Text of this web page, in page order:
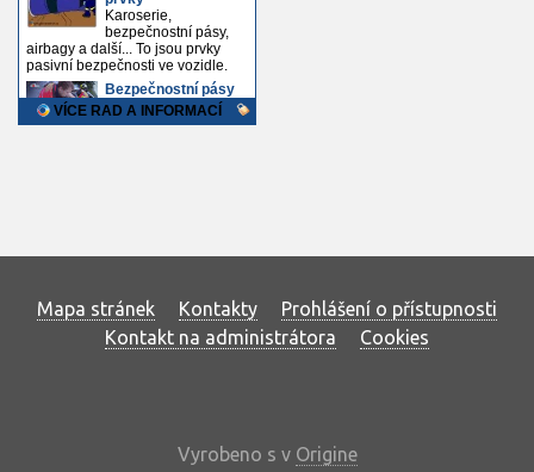
Mapa stránek Kontakty
Prohlášení o přístupnosti
Kontakt na administrátora
Cookies
Vyrobeno s v Origine